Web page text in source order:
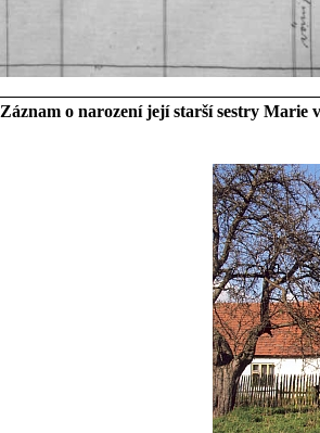
Záznam o narození její starší sestry Marie